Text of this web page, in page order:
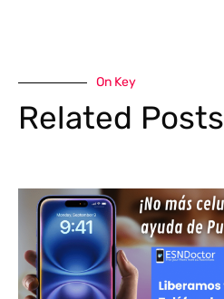
On Key
Related Posts